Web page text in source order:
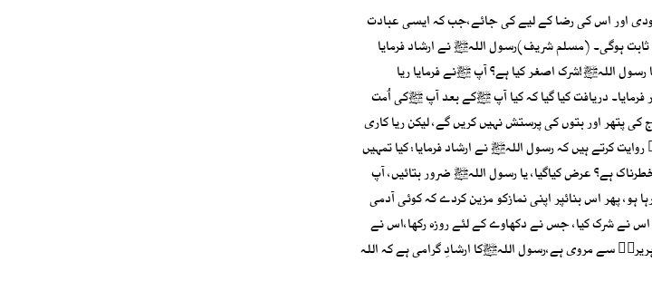
اور اس کی رضا کے لیے کی جائے،جب کہ ایسی عبادت
ہوگی۔ (مسلم شریف)رسول اللہﷺ نے ارشاد فرمایا
اللہﷺ!شرک اصغر کیا ہے؟ آپ ﷺنے فرمایا ریا
دریافت کیا گیا کہ کیا آپ ﷺکے بعد آپ ﷺکی اُمت
پتھر اور بتوں کی پرستش نہیں کریں گے، لیکن ریا کاری
کرتے ہیں کہ رسول اللہﷺ نے ارشاد فرمایا: کیا تمہیں
ہے؟ عرض کیاگیا، یا رسول اللہﷺ ضرور بتائیں، آپ
پھر اس بنائپر اپنی نمازکو مزین کردے کہ کوئی آدمی
اس نے شرک کیا، جس نے دکھاوے کے لئے روزہ رکھا،اس نے
سے مروی ہے،رسول اللہﷺکا ارشادِ گرامی ہے کہ اللہ